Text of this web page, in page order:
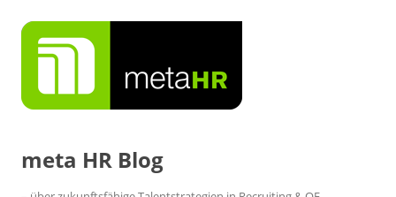
Inhalt
springen
meta HR Blog